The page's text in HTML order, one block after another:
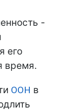
-
его
время.
ООН в